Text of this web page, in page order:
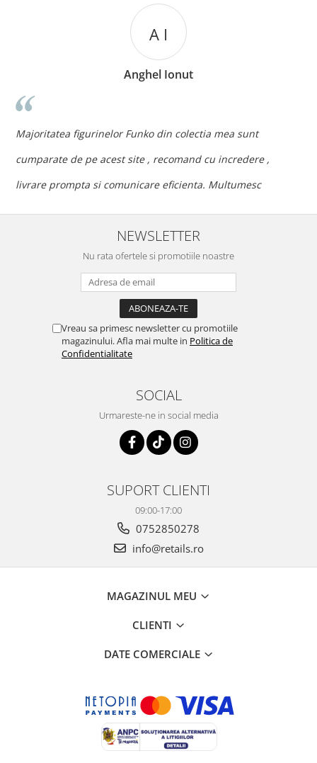
A I
Anghel Ionut
Majoritatea figurinelor Funko din colectia mea sunt
cumparate de pe acest site , recomand cu incredere ,
livrare prompta si comunicare eficienta. Multumesc
NEWSLETTER
Nu rata ofertele si promotiile noastre
Vreau sa primesc newsletter cu promotiile
magazinului. Afla mai multe in Politica de
Confidentialitate
SOCIAL
Urmareste-ne in social media
SUPORT CLIENTI
09:00-17:00
0752850278
info@retails.ro
MAGAZINUL MEU
CLIENTI
DATE COMERCIALE